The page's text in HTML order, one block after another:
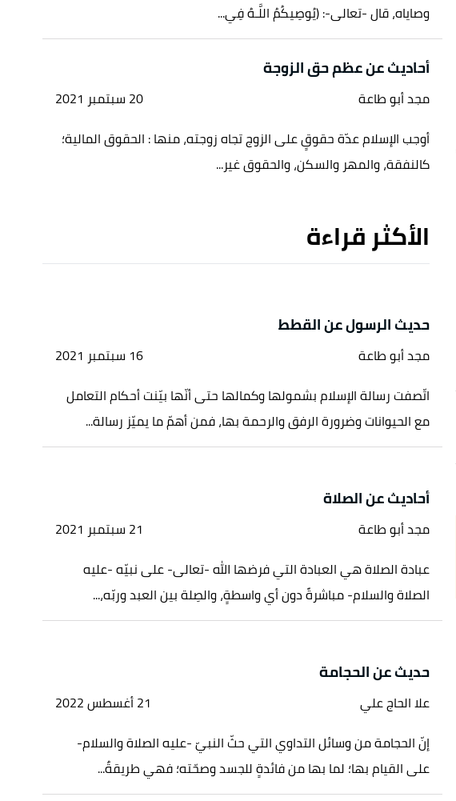
وصاياه، قال -تعالى-: (يُوصِيكُمُ اللَّـهُ فِي...
أحاديث عن عظم حق الزوجة
مجد أبو طاعة
20 سبتمبر 2021
أوجب الإسلام عدّة حقوقٍ على الزوج تجاه زوجته، منها : الحقوق المالية؛
كالنفقة، والمهر والسكن، والحقوق غير...
الأكثر قراءة
حديث الرسول عن القطط
مجد أبو طاعة
16 سبتمبر 2021
اتّصفت رسالة الإسلام بشمولها وكمالها حتى أنّها بيّنت أحكام التعامل
مع الحيوانات وضرورة الرفق والرحمة بها، فمن أهمّ ما يميّز رسالة...
أحاديث عن الصلاة
مجد أبو طاعة
21 سبتمبر 2021
عبادة الصلاة هي العبادة التي فرضها الله -تعالى- على نبيّه -عليه
الصلاة والسلام- مباشرةً دون أي واسطةٍ، والصِلة بين العبد وربّه،...
حديث عن الحجامة
علا الحاج علي
21 أغسطس 2022
إنّ الحجامة من وسائل التداوي التي حثّ النبيّ -عليه الصلاة والسلام-
على القيام بها؛ لما بها من فائدةٍ للجسد وصحّته؛ فهي طريقةٌ...